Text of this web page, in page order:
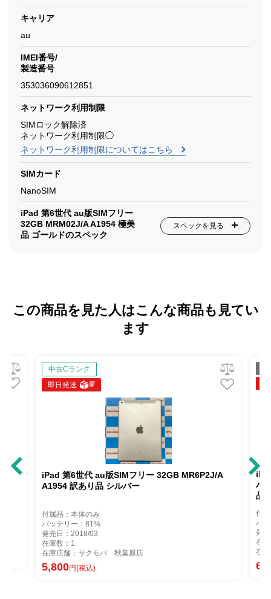
キャリア
au
IMEI番号/
製造番号
353036090612851
ネットワーク利用制限
SIMロック解除済
ネットワーク利用制限◯
ネットワーク利用制限についてはこちら
SIMカード
NanoSIM
iPad 第6世代 au版SIMフリー
32GB MRM02J/A A1954 極美
品 ゴールドのスペック
スペックを見る
この商品を見た人はこんな商品も見てい
ます
中古Cランク
即日発送
iPad 第6世代 au版SIMフリー 32GB MR6P2J/A
A1954 訳あり品 シルバー
付属品：本体のみ
バッテリー：81%
発売日：2018/03
在庫数：1
在庫店舗：サクモバ 秋葉原店
5,800円(税込)
iPad
バー
付属
バッ
発売
在庫数
在庫